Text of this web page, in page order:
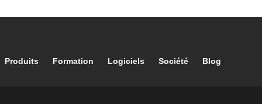
Footer main navigation
Produits Formation Logiciels Société Blog